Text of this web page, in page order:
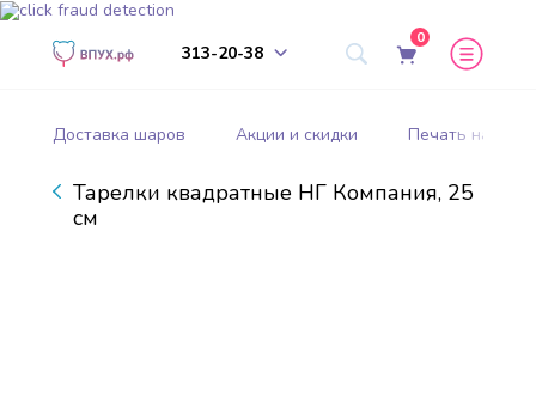
313-20-38
0
Доставка шаров Акции и скидки Печать на
Тарелки квадратные НГ Компания, 25
см